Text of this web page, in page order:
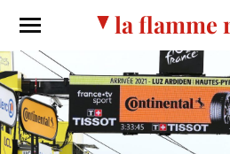
la flamme